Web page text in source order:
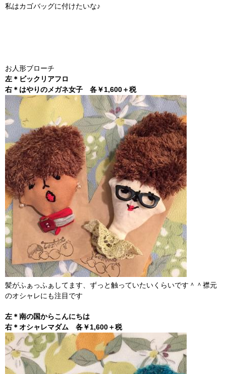
私はカゴバッグに付けたいな♪
お人形ブローチ
左＊ビックリアフロ
右＊はやりのメガネ女子 各￥1,600＋税
髪がふぁっふぁしてます、ずっと触っていたいくらいです＾＾襟元
のオシャレにも注目です
左＊南の国からこんにちは
右＊オシャレマダム 各￥1,600＋税